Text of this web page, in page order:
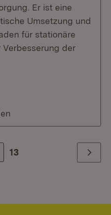
Er ist eine
Umsetzung und
für stationäre
der
Seite
13 Weiter